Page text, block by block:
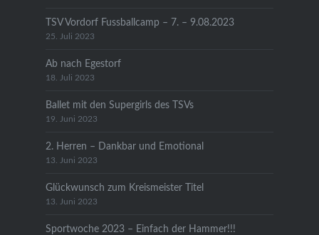
TSV Vordorf Fussballcamp – 7. – 9.08.2023
25. Juli 2023
Ab nach Egestorf
18. Juli 2023
Ballet mit den Supergirls des TSVs
19. Juni 2023
2. Herren – Dankbar und Emotional
13. Juni 2023
Glückwunsch zum Kreismeister Titel
13. Juni 2023
Sportwoche 2023 – Einfach der Hammer!!!